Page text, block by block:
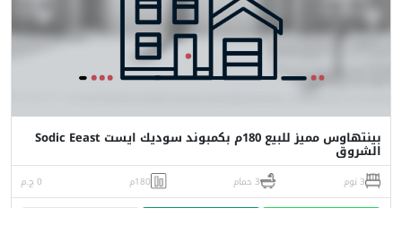
بينتهاوس مميز للبيع 180م بكمبوند سوديك ايست Sodic Eeast
الشروق
3 نوم 3 حمام 180م 0 ج.م